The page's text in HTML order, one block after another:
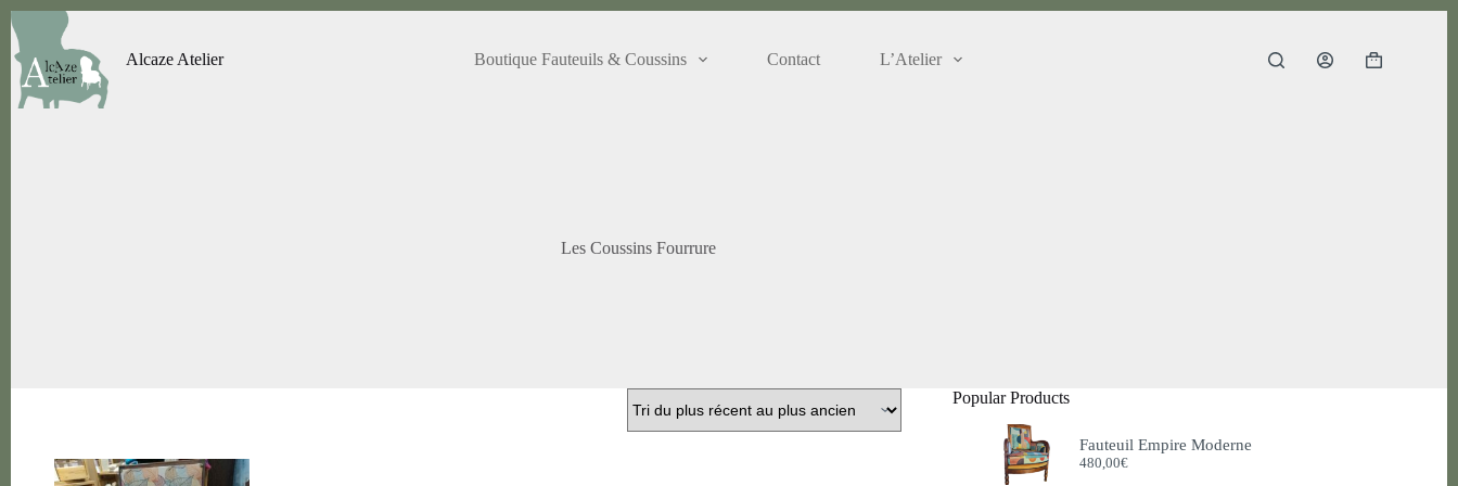
Passer
au
contenu
Alcaze Atelier Boutique Fauteuils & Coussins Contact L’Atelier
Panier
Les Coussins Fourrure
Popular Products
Fauteuil Empire Moderne
480,00€